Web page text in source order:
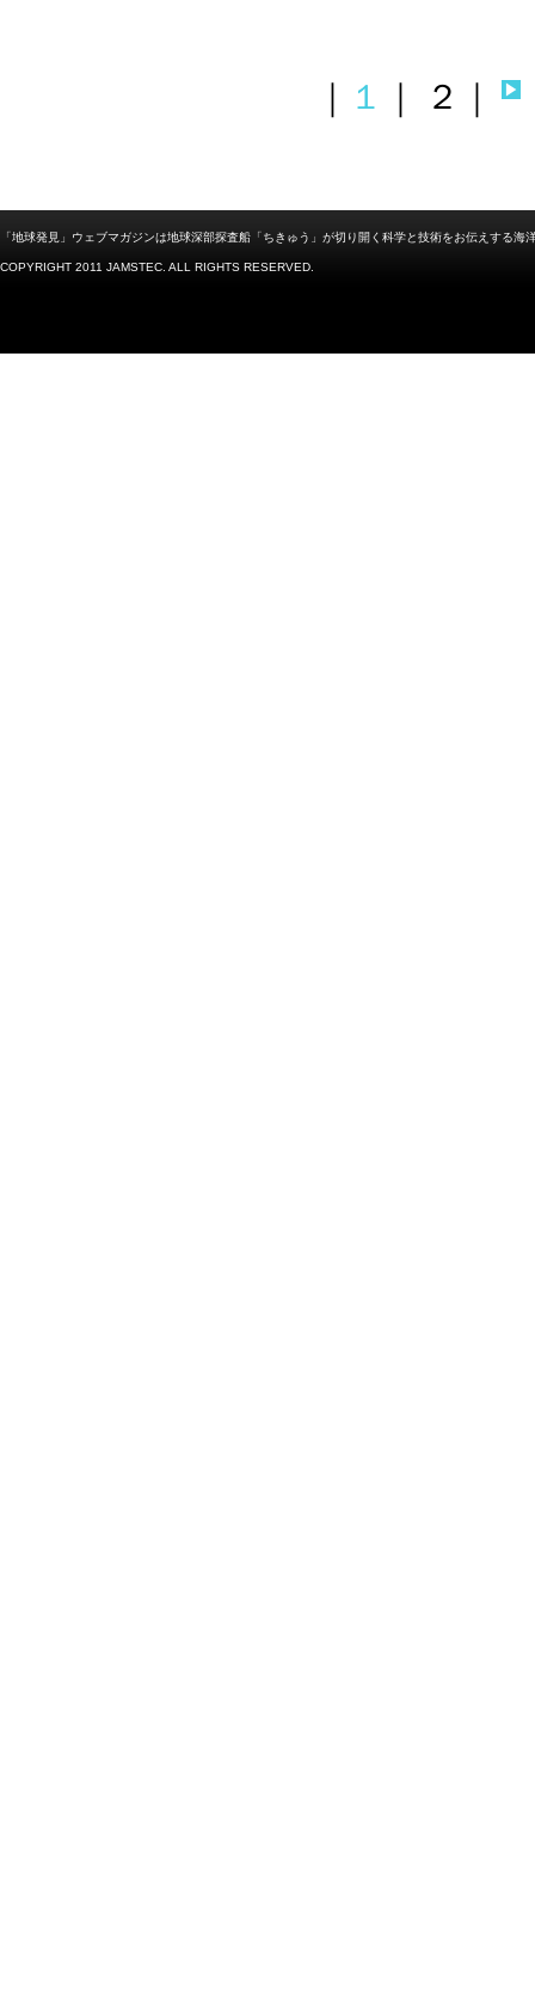
｜ １ ｜ ２ ｜
「地球発見」ウェブマガジンは地球深部探査船「ちきゅう」が切り開く科学と技術をお伝えする
COPYRIGHT 2011 JAMSTEC. ALL RIGHTS RESERVED.